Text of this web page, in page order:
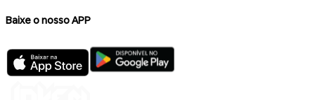
Baixe o nosso APP